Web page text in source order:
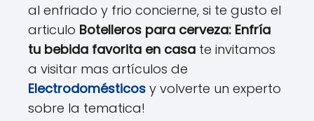
al enfriado y frio concierne, si te gusto el
articulo Botelleros para cerveza: Enfría
tu bebida favorita en casa te invitamos
a visitar mas artículos de
Electrodomésticos y volverte un experto
sobre la tematica!